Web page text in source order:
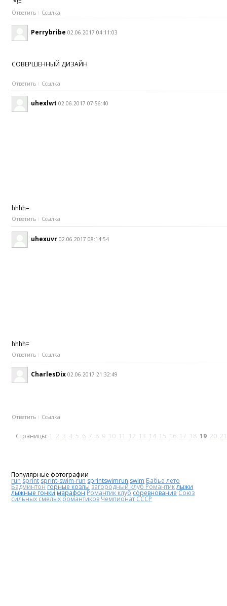
*!=
Ответить Ссылка
Perrybribe 02.06.2017 04:11:03
СОВЕРШЕННЫЙ ДИЗАЙН
Ответить Ссылка
uhexlwt 02.06.2017 07:56:40
hhhh=
Ответить Ссылка
uhexuvr 02.06.2017 08:14:54
hhhh=
Ответить Ссылка
CharlesDix 02.06.2017 21:32:49
Ответить Ссылка
Страницы: 1 2 3 4 5 6 7 8 9 10 11 12 13 14 15 16 17 18 19 20 21
Популярные фотографии
run sprint sprint-swim-run sprintswimrun swim Бабье лето
Бадминтонгорные козлы загородный клуб Романтиклыжи
лыжные гонки марафонРомантик клубсоревнованиеСоюз
сильных смелых романтиковЧемпионат СССР